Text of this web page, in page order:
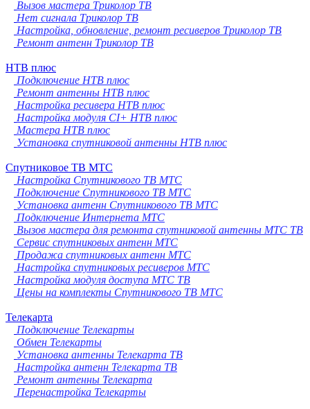
Вызов мастера Триколор ТВ
Нет сигнала Триколор ТВ
Настройка, обновление, ремонт ресиверов Триколор ТВ
Ремонт антенн Триколор ТВ
НТВ плюс
Подключение НТВ плюс
Ремонт антенны НТВ плюс
Настройка ресивера НТВ плюс
Настройка модуля CI+ НТВ плюс
Мастера НТВ плюс
Установка спутниковой антенны НТВ плюс
Спутниковое ТВ МТС
Настройка Спутникового ТВ МТС
Подключение Спутникового ТВ МТС
Установка антенн Спутникового ТВ МТС
Подключение Интернета МТС
Вызов мастера для ремонта спутниковой антенны МТС ТВ
Сервис спутниковых антенн МТС
Продажа спутниковых антенн МТС
Настройка спутниковых ресиверов МТС
Настройка модуля доступа МТС ТВ
Цены на комплекты Спутникового ТВ МТС
Телекарта
Подключение Телекарты
Обмен Телекарты
Установка антенны Телекарта ТВ
Настройка антенн Телекарта ТВ
Ремонт антенны Телекарта
Перенастройка Телекарты